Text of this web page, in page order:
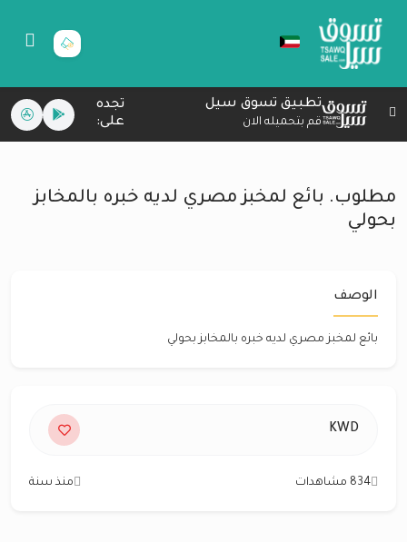
تطبيق تسوق سيل
قم بتحميله الان
تجده
على:
مطلوب. بائع لمخبز مصري لديه خبره بالمخابز
بحولي
الوصف
بائع لمخبز مصري لديه خبره بالمخابز بحولي
KWD
834 مشاهدات منذ سنة